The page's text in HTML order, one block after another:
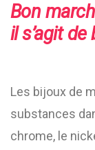
Bon
il s’agit
Les bijoux de
substances
chrome, le